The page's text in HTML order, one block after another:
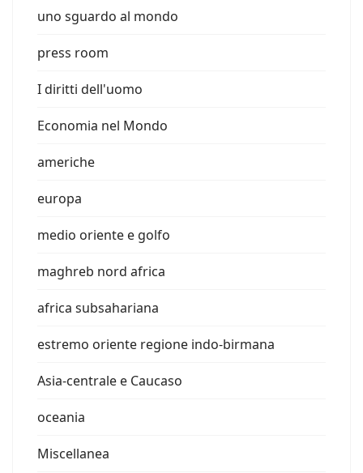
uno sguardo al mondo
press room
I diritti dell'uomo
Economia nel Mondo
americhe
europa
medio oriente e golfo
maghreb nord africa
africa subsahariana
estremo oriente regione indo-birmana
Asia-centrale e Caucaso
oceania
Miscellanea